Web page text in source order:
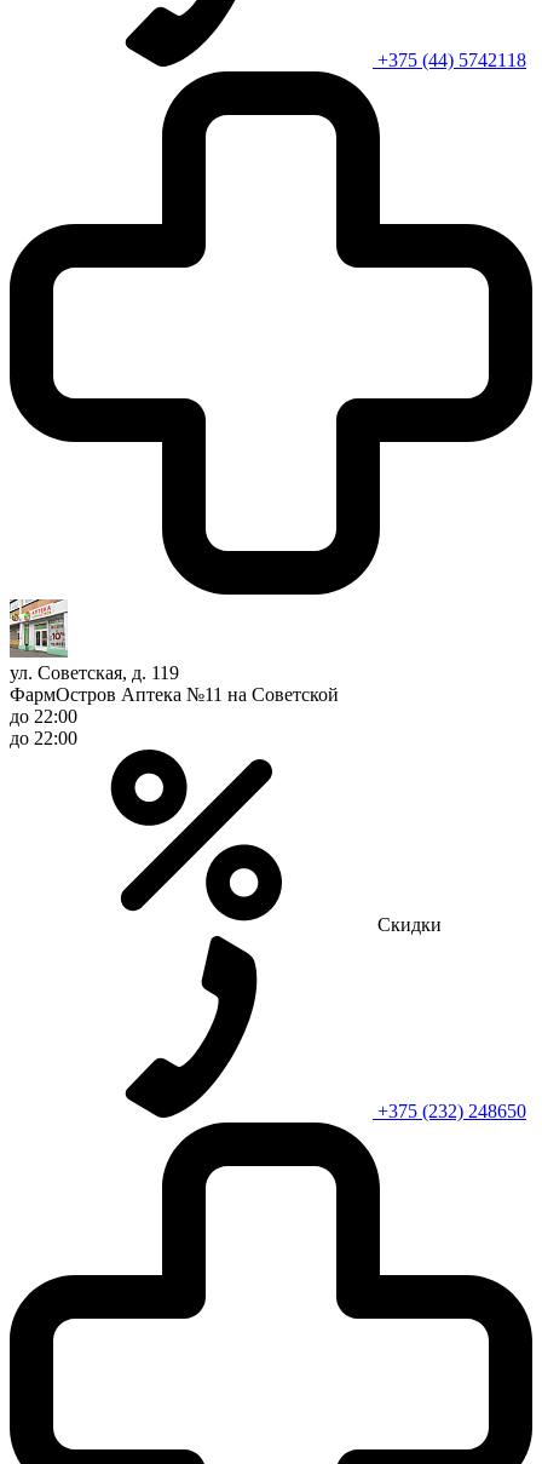
+375 (44) 5742118
ул. Советская, д. 119
ФармОстров Аптека №11 на Советской
до 22:00
до 22:00
Скидки
+375 (232) 248650